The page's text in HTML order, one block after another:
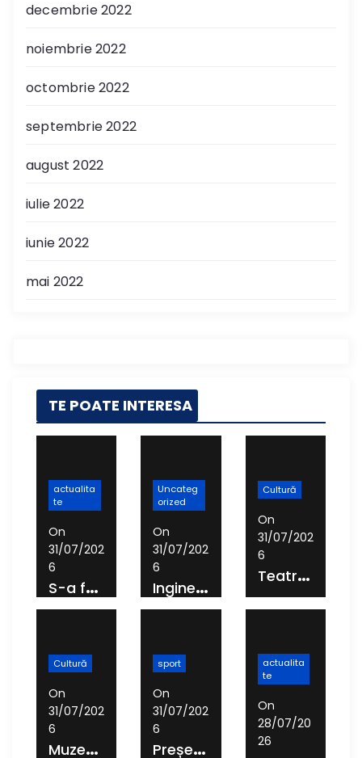
decembrie 2022
noiembrie 2022
octombrie 2022
septembrie 2022
august 2022
iulie 2022
iunie 2022
mai 2022
TE POATE INTERESA
actualita
te
On
31/07/202
6
S
-a făcut recepția la,,Centrul de colectare cu aport voluntar” (CAV), unde buzoienii pot aduce deșeuri care nu încap în pubela de acasă
Uncateg
orized
On
31/07/202
6
I
nginerul Vasile Anton Moraru, primul primar independent al Buzăului post-Revoluție, a devenit „Cetățean de onoare al Municipiului Buzău”
Cultură
On
31/07/202
6
T
eatrul „George Ciprian” își schimbă denumirea și structura de la 1 august
Cultură
On
31/07/202
6
M
uzeul Județean reamenajează Centrul de Informare Turistică și Museum Shop-ul
sport
On
31/07/202
6
P
reședintele C.J. Buzău: „Ne dorim să construim, la Buzău, o academie de fotbal care să ofere șanse copiilor din întreg județul”
actualita
te
On
28/07/20
26